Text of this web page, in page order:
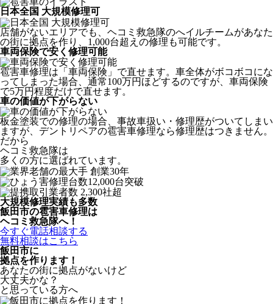
日本全国 大規模修理可
店舗がないエリアでも、ヘコミ救急隊のへイルチームがあなた
の街に拠点を作り、1,000台超えの修理も可能です。
車両保険で安く修理可能
雹害車修理は「車両保険」で直せます。車全体がボコボコにな
ってしまった場合、通常100万円ほどするのですが、車両保険
で5万円程度だけで直せます。
車の価値が下がらない
板金塗装での修理の場合、事故車扱い・修理歴がついてしまい
ますが、デントリペアの雹害車修理なら修理歴はつきません。
だから
ヘコミ救急隊は
多くの方に選ばれています。
大規模修理実績も多数
飯田市の雹害車修理は
ヘコミ救急隊へ！
今すぐ電話相談する
無料相談はこちら
飯田市に
拠点を作ります！
あなたの街に拠点がないけど
大丈夫かな？
と思っている方へ